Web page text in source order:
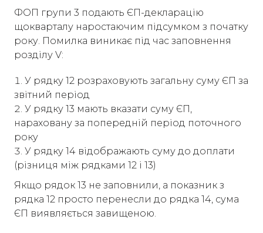
ФОП групи 3 подають ЄП-декларацію
щокварталу наростаючим підсумком з початку
року. Помилка виникає під час заповнення
розділу V:
У рядку 12 розраховують загальну суму ЄП за
звітний період
У рядку 13 мають вказати суму ЄП,
нараховану за попередній період поточного
року
У рядку 14 відображають суму до доплати
(різниця між рядками 12 і 13)
Якщо рядок 13 не заповнили, а показник з
рядка 12 просто перенесли до рядка 14, сума
ЄП виявляється завищеною.